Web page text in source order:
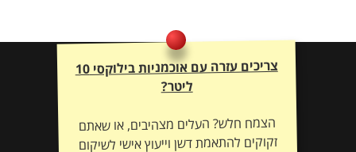
צריכים עזרה עם אוכמניות בילוקסי 10
ליטר?
הצמח חלש? העלים מצהיבים, או שאתם
זקוקים להתאמת דשן וייעוץ אישי לשיקום